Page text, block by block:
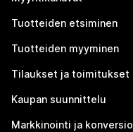
Tuotteiden etsiminen
Tuotteiden myyminen
Tilaukset ja toimitukset
Kaupan suunnittelu
Markkinointi ja konversio